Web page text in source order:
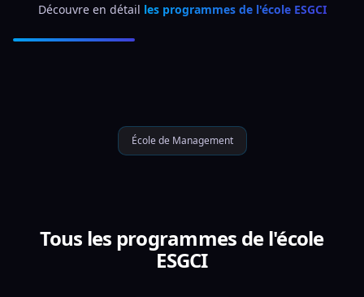
Découvre en détail les programmes de l'école ESGCI
École de Management
Tous les programmes de l'école
ESGCI